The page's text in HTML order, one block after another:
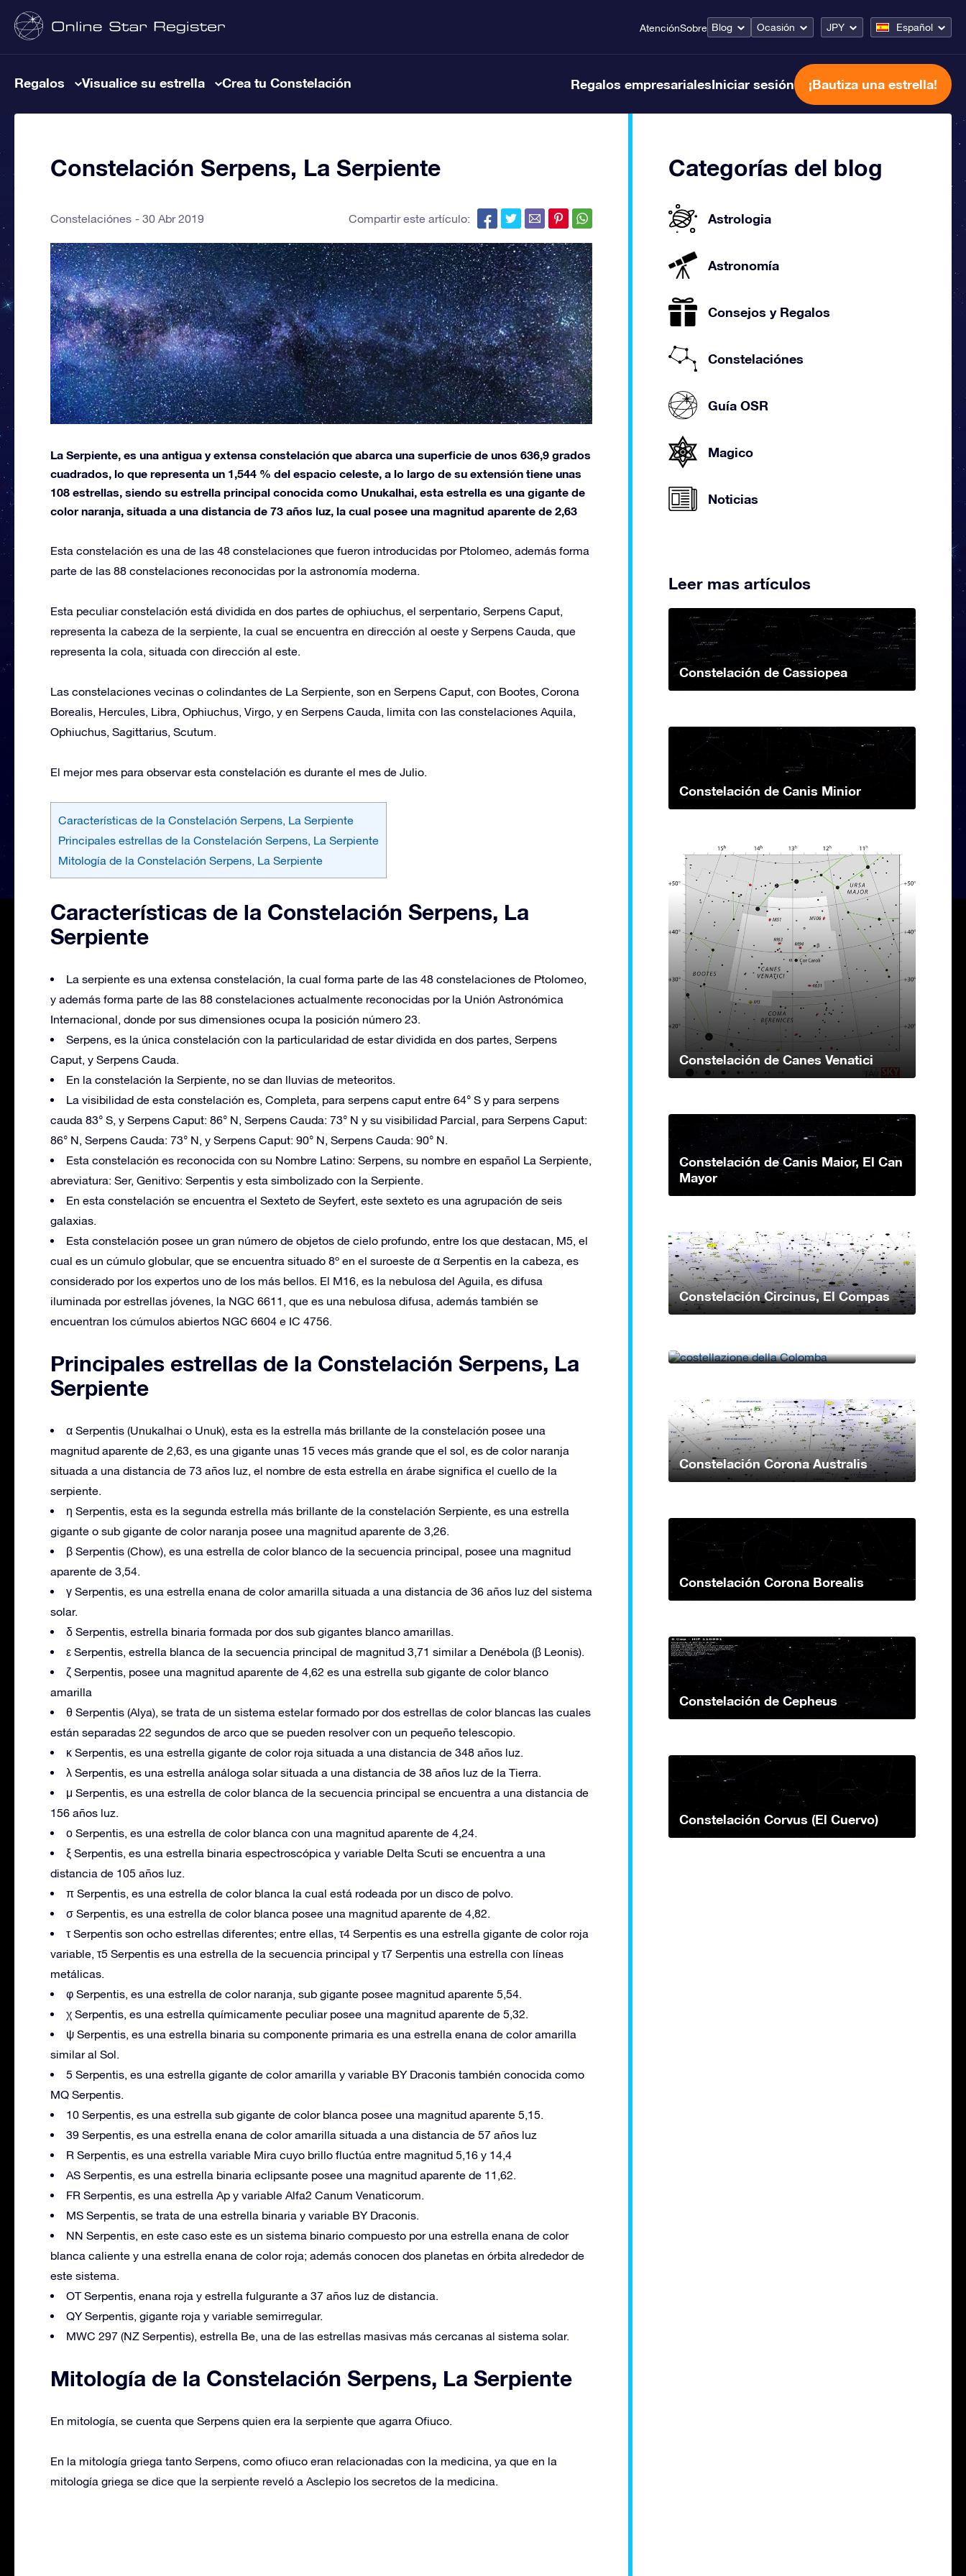
AtenciónSobre Blog Ocasión JPY Español
Regalos Visualice su estrella Crea tu Constelación Regalos empresarialesIniciar sesión ¡Bautiza una estrella!
Constelación Serpens, La Serpiente
Constelaciónes 30 Abr 2019 Compartir este artículo:
La Serpiente, es una antigua y extensa constelación que abarca una superficie de unos 636,9 grados
cuadrados, lo que representa un 1,544 % del espacio celeste, a lo largo de su extensión tiene unas
108 estrellas, siendo su estrella principal conocida como Unukalhai, esta estrella es una gigante de
color naranja, situada a una distancia de 73 años luz, la cual posee una magnitud aparente de 2,63
Esta constelación es una de las 48 constelaciones que fueron introducidas por Ptolomeo, además forma
parte de las 88 constelaciones reconocidas por la astronomía moderna.
Esta peculiar constelación está dividida en dos partes de ophiuchus, el serpentario, Serpens Caput,
representa la cabeza de la serpiente, la cual se encuentra en dirección al oeste y Serpens Cauda, que
representa la cola, situada con dirección al este.
Las constelaciones vecinas o colindantes de La Serpiente, son en Serpens Caput, con Bootes, Corona
Borealis, Hercules, Libra, Ophiuchus, Virgo, y en Serpens Cauda, limita con las constelaciones Aquila,
Ophiuchus, Sagittarius, Scutum.
El mejor mes para observar esta constelación es durante el mes de Julio.
Características de la Constelación Serpens, La Serpiente
Principales estrellas de la Constelación Serpens, La Serpiente
Mitología de la Constelación Serpens, La Serpiente
Características de la Constelación Serpens, La
Serpiente
La serpiente es una extensa constelación, la cual forma parte de las 48 constelaciones de Ptolomeo,
y además forma parte de las 88 constelaciones actualmente reconocidas por la Unión Astronómica
Internacional, donde por sus dimensiones ocupa la posición número 23.
Serpens, es la única constelación con la particularidad de estar dividida en dos partes, Serpens
Caput, y Serpens Cauda.
En la constelación la Serpiente, no se dan lluvias de meteoritos.
La visibilidad de esta constelación es, Completa, para serpens caput entre 64° S y para serpens
cauda 83° S, y Serpens Caput: 86° N, Serpens Cauda: 73° N y su visibilidad Parcial, para Serpens Caput:
86° N, Serpens Cauda: 73° N, y Serpens Caput: 90° N, Serpens Cauda: 90° N.
Esta constelación es reconocida con su Nombre Latino: Serpens, su nombre en español La Serpiente,
abreviatura: Ser, Genitivo: Serpentis y esta simbolizado con la Serpiente.
En esta constelación se encuentra el Sexteto de Seyfert, este sexteto es una agrupación de seis
galaxias.
Esta constelación posee un gran número de objetos de cielo profundo, entre los que destacan, M5, el
cual es un cúmulo globular, que se encuentra situado 8º en el suroeste de α Serpentis en la cabeza, es
considerado por los expertos uno de los más bellos. El M16, es la nebulosa del Aguila, es difusa
iluminada por estrellas jóvenes, la NGC 6611, que es una nebulosa difusa, además también se
encuentran los cúmulos abiertos NGC 6604 e IC 4756.
Principales estrellas de la Constelación Serpens, La
Serpiente
α Serpentis (Unukalhai o Unuk), esta es la estrella más brillante de la constelación posee una
magnitud aparente de 2,63, es una gigante unas 15 veces más grande que el sol, es de color naranja
situada a una distancia de 73 años luz, el nombre de esta estrella en árabe significa el cuello de la
serpiente.
η Serpentis, esta es la segunda estrella más brillante de la constelación Serpiente, es una estrella
gigante o sub gigante de color naranja posee una magnitud aparente de 3,26.
β Serpentis (Chow), es una estrella de color blanco de la secuencia principal, posee una magnitud
aparente de 3,54.
γ Serpentis, es una estrella enana de color amarilla situada a una distancia de 36 años luz del sistema
solar.
δ Serpentis, estrella binaria formada por dos sub gigantes blanco amarillas.
ε Serpentis, estrella blanca de la secuencia principal de magnitud 3,71 similar a Denébola (β Leonis).
ζ Serpentis, posee una magnitud aparente de 4,62 es una estrella sub gigante de color blanco
amarilla
θ Serpentis (Alya), se trata de un sistema estelar formado por dos estrellas de color blancas las cuales
están separadas 22 segundos de arco que se pueden resolver con un pequeño telescopio.
κ Serpentis, es una estrella gigante de color roja situada a una distancia de 348 años luz.
λ Serpentis, es una estrella análoga solar situada a una distancia de 38 años luz de la Tierra.
μ Serpentis, es una estrella de color blanca de la secuencia principal se encuentra a una distancia de
156 años luz.
ο Serpentis, es una estrella de color blanca con una magnitud aparente de 4,24.
ξ Serpentis, es una estrella binaria espectroscópica y variable Delta Scuti se encuentra a una
distancia de 105 años luz.
π Serpentis, es una estrella de color blanca la cual está rodeada por un disco de polvo.
σ Serpentis, es una estrella de color blanca posee una magnitud aparente de 4,82.
τ Serpentis son ocho estrellas diferentes; entre ellas, τ4 Serpentis es una estrella gigante de color roja
variable, τ5 Serpentis es una estrella de la secuencia principal y τ7 Serpentis una estrella con líneas
metálicas.
φ Serpentis, es una estrella de color naranja, sub gigante posee magnitud aparente 5,54.
χ Serpentis, es una estrella químicamente peculiar posee una magnitud aparente de 5,32.
ψ Serpentis, es una estrella binaria su componente primaria es una estrella enana de color amarilla
similar al Sol.
5 Serpentis, es una estrella gigante de color amarilla y variable BY Draconis también conocida como
MQ Serpentis.
10 Serpentis, es una estrella sub gigante de color blanca posee una magnitud aparente 5,15.
39 Serpentis, es una estrella enana de color amarilla situada a una distancia de 57 años luz
R Serpentis, es una estrella variable Mira cuyo brillo fluctúa entre magnitud 5,16 y 14,4
AS Serpentis, es una estrella binaria eclipsante posee una magnitud aparente de 11,62.
FR Serpentis, es una estrella Ap y variable Alfa2 Canum Venaticorum.
MS Serpentis, se trata de una estrella binaria y variable BY Draconis.
NN Serpentis, en este caso este es un sistema binario compuesto por una estrella enana de color
blanca caliente y una estrella enana de color roja; además conocen dos planetas en órbita alrededor de
este sistema.
OT Serpentis, enana roja y estrella fulgurante a 37 años luz de distancia.
QY Serpentis, gigante roja y variable semirregular.
MWC 297 (NZ Serpentis), estrella Be, una de las estrellas masivas más cercanas al sistema solar.
Mitología de la Constelación Serpens, La Serpiente
En mitología, se cuenta que Serpens quien era la serpiente que agarra Ofiuco.
En la mitología griega tanto Serpens, como ofiuco eran relacionadas con la medicina, ya que en la
mitología griega se dice que la serpiente reveló a Asclepio los secretos de la medicina.
Categorías del blog
Astrologia
Astronomía
Consejos y Regalos
Constelaciónes
Guía OSR
Magico
Noticias
Leer mas artículos
Constelación de Cassiopea
Constelación de Canis Minior
Constelación de Canes Venatici
Constelación de Canis Maior, El Can
Mayor
Constelación Circinus, El Compas
Constelación Corona Australis
Constelación Corona Borealis
Constelación de Cepheus
Constelación Corvus (El Cuervo)